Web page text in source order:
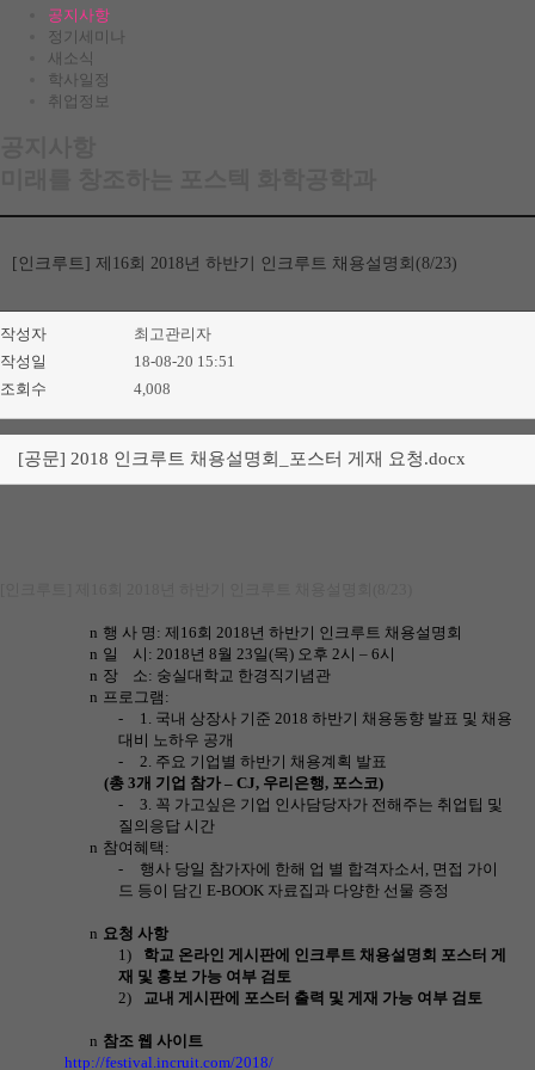
공지사항
정기세미나
새소식
학사일정
취업정보
[인크루트] 제16회 2018년 하반기 인크루트 채용설명회(8/23)
작성자
최고관리자
작성일
18-08-20 15:51
조회수
4,008
[공문] 2018 인크루트 채용설명회_포스터 게재 요청.docx
n 행 사 명 : 제 16회 2018년 하반기 인크루트 채용설명회
n 일 시 : 2018년 8월 23일(목) 오후 2시 –6시
n 장 소: 숭실대학교 한경직기념관
n 프로그램 :
-
1. 국내 상장사 기준 2018 하반기 채용동향 발표 및 채용
대비 노하우 공개
-
2. 주요 기업별 하반기 채용계획 발표
(총 3개 기업 참가 – CJ, 우리은행, 포스코)
-
3. 꼭 가고싶은 기업 인사담당자가 전해주는 취업팁 및
질의응답 시간
n 참여혜택 :
-
행사 당일 참가자에 한해 업 별 합격자소서 면접 가이
드 등이 담긴 E-BOOK 자료집과 다양한 선물 증정
n 요청 사항
1)
학교 온라인 게시판에 인크루트 채용설명회 포스터 게
재 및 홍보 가능 여부 검토
2)
교내 게시판에 포스터 출력 및 게재 가능 여부 검토
n 참조 웹 사이트
http://festival.incruit.com/2018/